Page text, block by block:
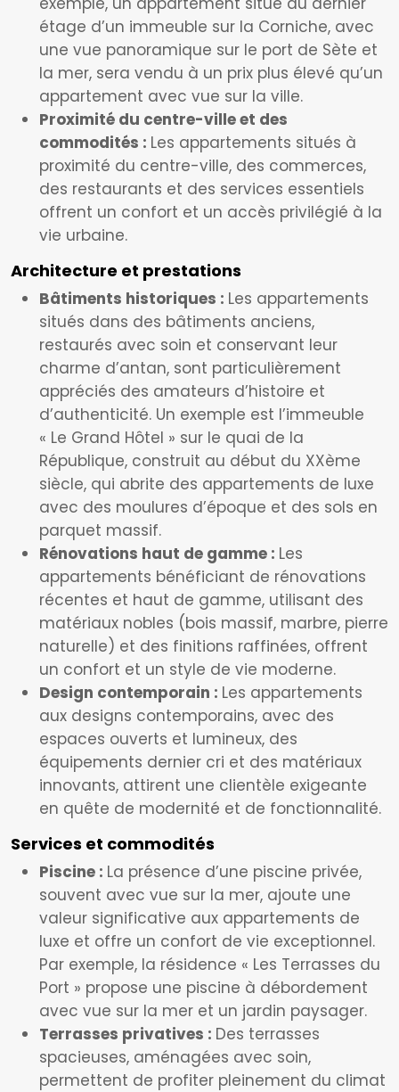
étage d’un immeuble sur la Corniche, avec
une vue panoramique sur le port de Sète et
la mer, sera vendu à un prix plus élevé qu’un
appartement avec vue sur la ville.
Proximité du centre-ville et des
commodités : Les appartements situés à
proximité du centre-ville, des commerces,
des restaurants et des services essentiels
offrent un confort et un accès privilégié à la
vie urbaine.
Architecture et prestations
Bâtiments historiques : Les appartements
situés dans des bâtiments anciens,
restaurés avec soin et conservant leur
charme d’antan, sont particulièrement
appréciés des amateurs d’histoire et
d’authenticité. Un exemple est l’immeuble
« Le Grand Hôtel » sur le quai de la
République, construit au début du XXème
siècle, qui abrite des appartements de luxe
avec des moulures d’époque et des sols en
parquet massif.
Rénovations haut de gamme : Les
appartements bénéficiant de rénovations
récentes et haut de gamme, utilisant des
matériaux nobles (bois massif, marbre, pierre
naturelle) et des finitions raffinées, offrent
un confort et un style de vie moderne.
Design contemporain : Les appartements
aux designs contemporains, avec des
espaces ouverts et lumineux, des
équipements dernier cri et des matériaux
innovants, attirent une clientèle exigeante
en quête de modernité et de fonctionnalité.
Services et commodités
Piscine : La présence d’une piscine privée,
souvent avec vue sur la mer, ajoute une
valeur significative aux appartements de
luxe et offre un confort de vie exceptionnel.
Par exemple, la résidence « Les Terrasses du
Port » propose une piscine à débordement
avec vue sur la mer et un jardin paysager.
Terrasses privatives : Des terrasses
spacieuses, aménagées avec soin,
permettent de profiter pleinement du climat